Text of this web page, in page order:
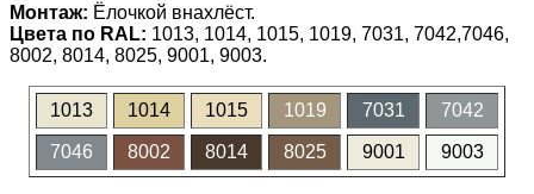
Монтаж: Ёлочкой внахлёст.
Цвета по RAL: 1013, 1014, 1015, 1019, 7031, 7042,7046,
8002, 8014, 8025, 9001, 9003.
1013 1014 1015 1019 7031 7042
7046 8002 8014 8025 9001 9003